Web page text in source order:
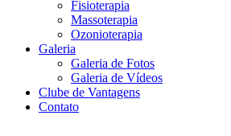
Fisioterapia
Massoterapia
Ozonioterapia
Galeria
Galeria de Fotos
Galeria de Vídeos
Clube de Vantagens
Contato